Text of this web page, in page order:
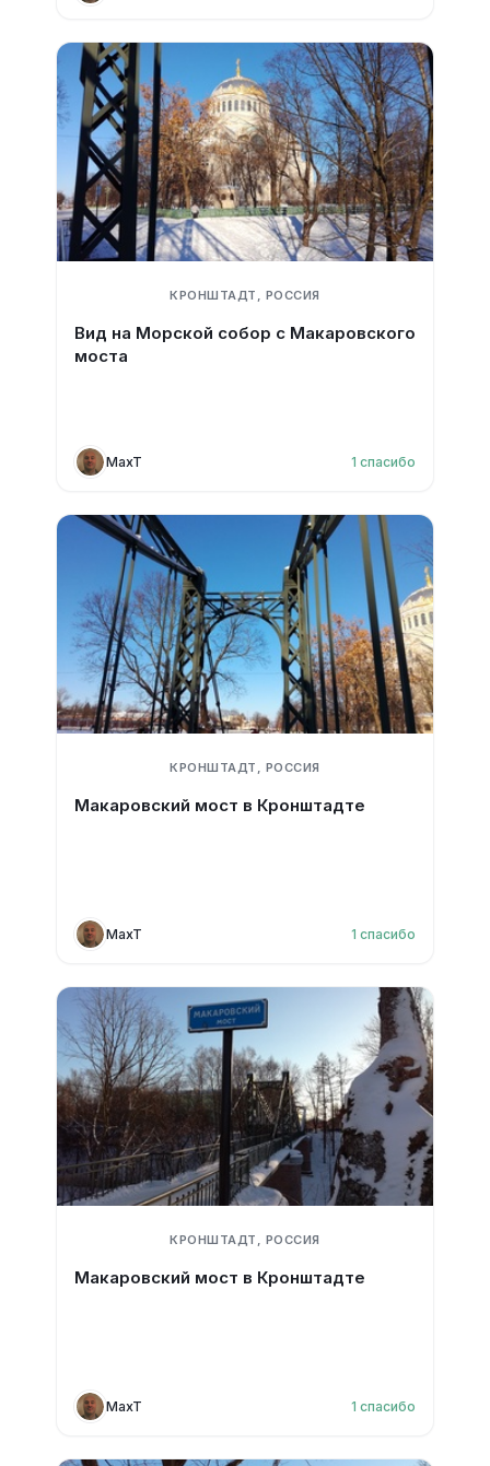
КРОНШТАДТ, РОССИЯ
Вид на Морской собор с Макаровского
моста
MaxT 1 спасибо
КРОНШТАДТ, РОССИЯ
Макаровский мост в Кронштадте
MaxT 1 спасибо
КРОНШТАДТ, РОССИЯ
Макаровский мост в Кронштадте
MaxT 1 спасибо